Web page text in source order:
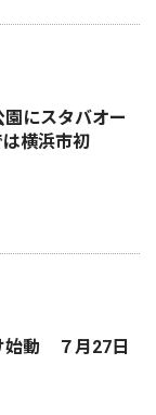
にスタバオー
横浜市初
始動 ７月27日